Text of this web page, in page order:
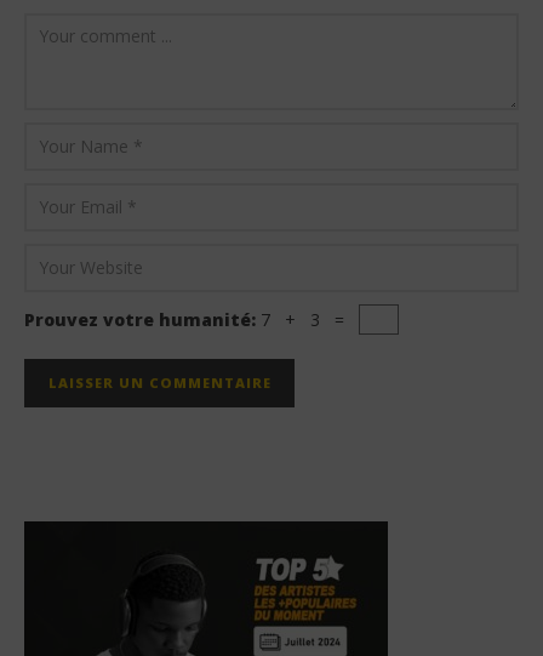
Prouvez votre humanité: 7 + 3 =